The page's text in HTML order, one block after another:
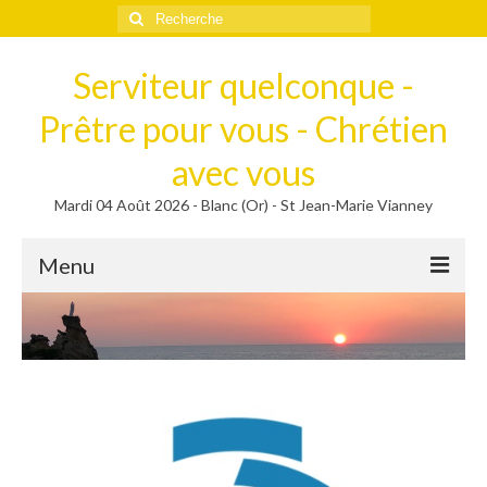
Rechercher
:
Serviteur quelconque -
Prêtre pour vous - Chrétien
avec vous
Mardi 04 Août 2026 - Blanc (Or) - St Jean-Marie Vianney
Menu
Méditer
Homélies, Poèmes
Homélies de Mariages